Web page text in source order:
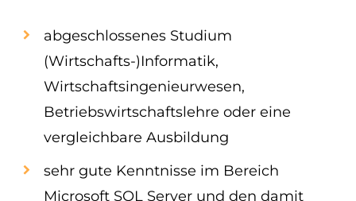
abgeschlossenes Studium
(Wirtschafts-)Informatik,
Wirtschaftsingenieurwesen,
Betriebswirtschaftslehre oder eine
vergleichbare Ausbildung
sehr gute Kenntnisse im Bereich
Microsoft SQL Server und den damit